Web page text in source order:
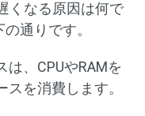
くなる原因は何で
通りです。
、CPUやRAMを
を消費します。